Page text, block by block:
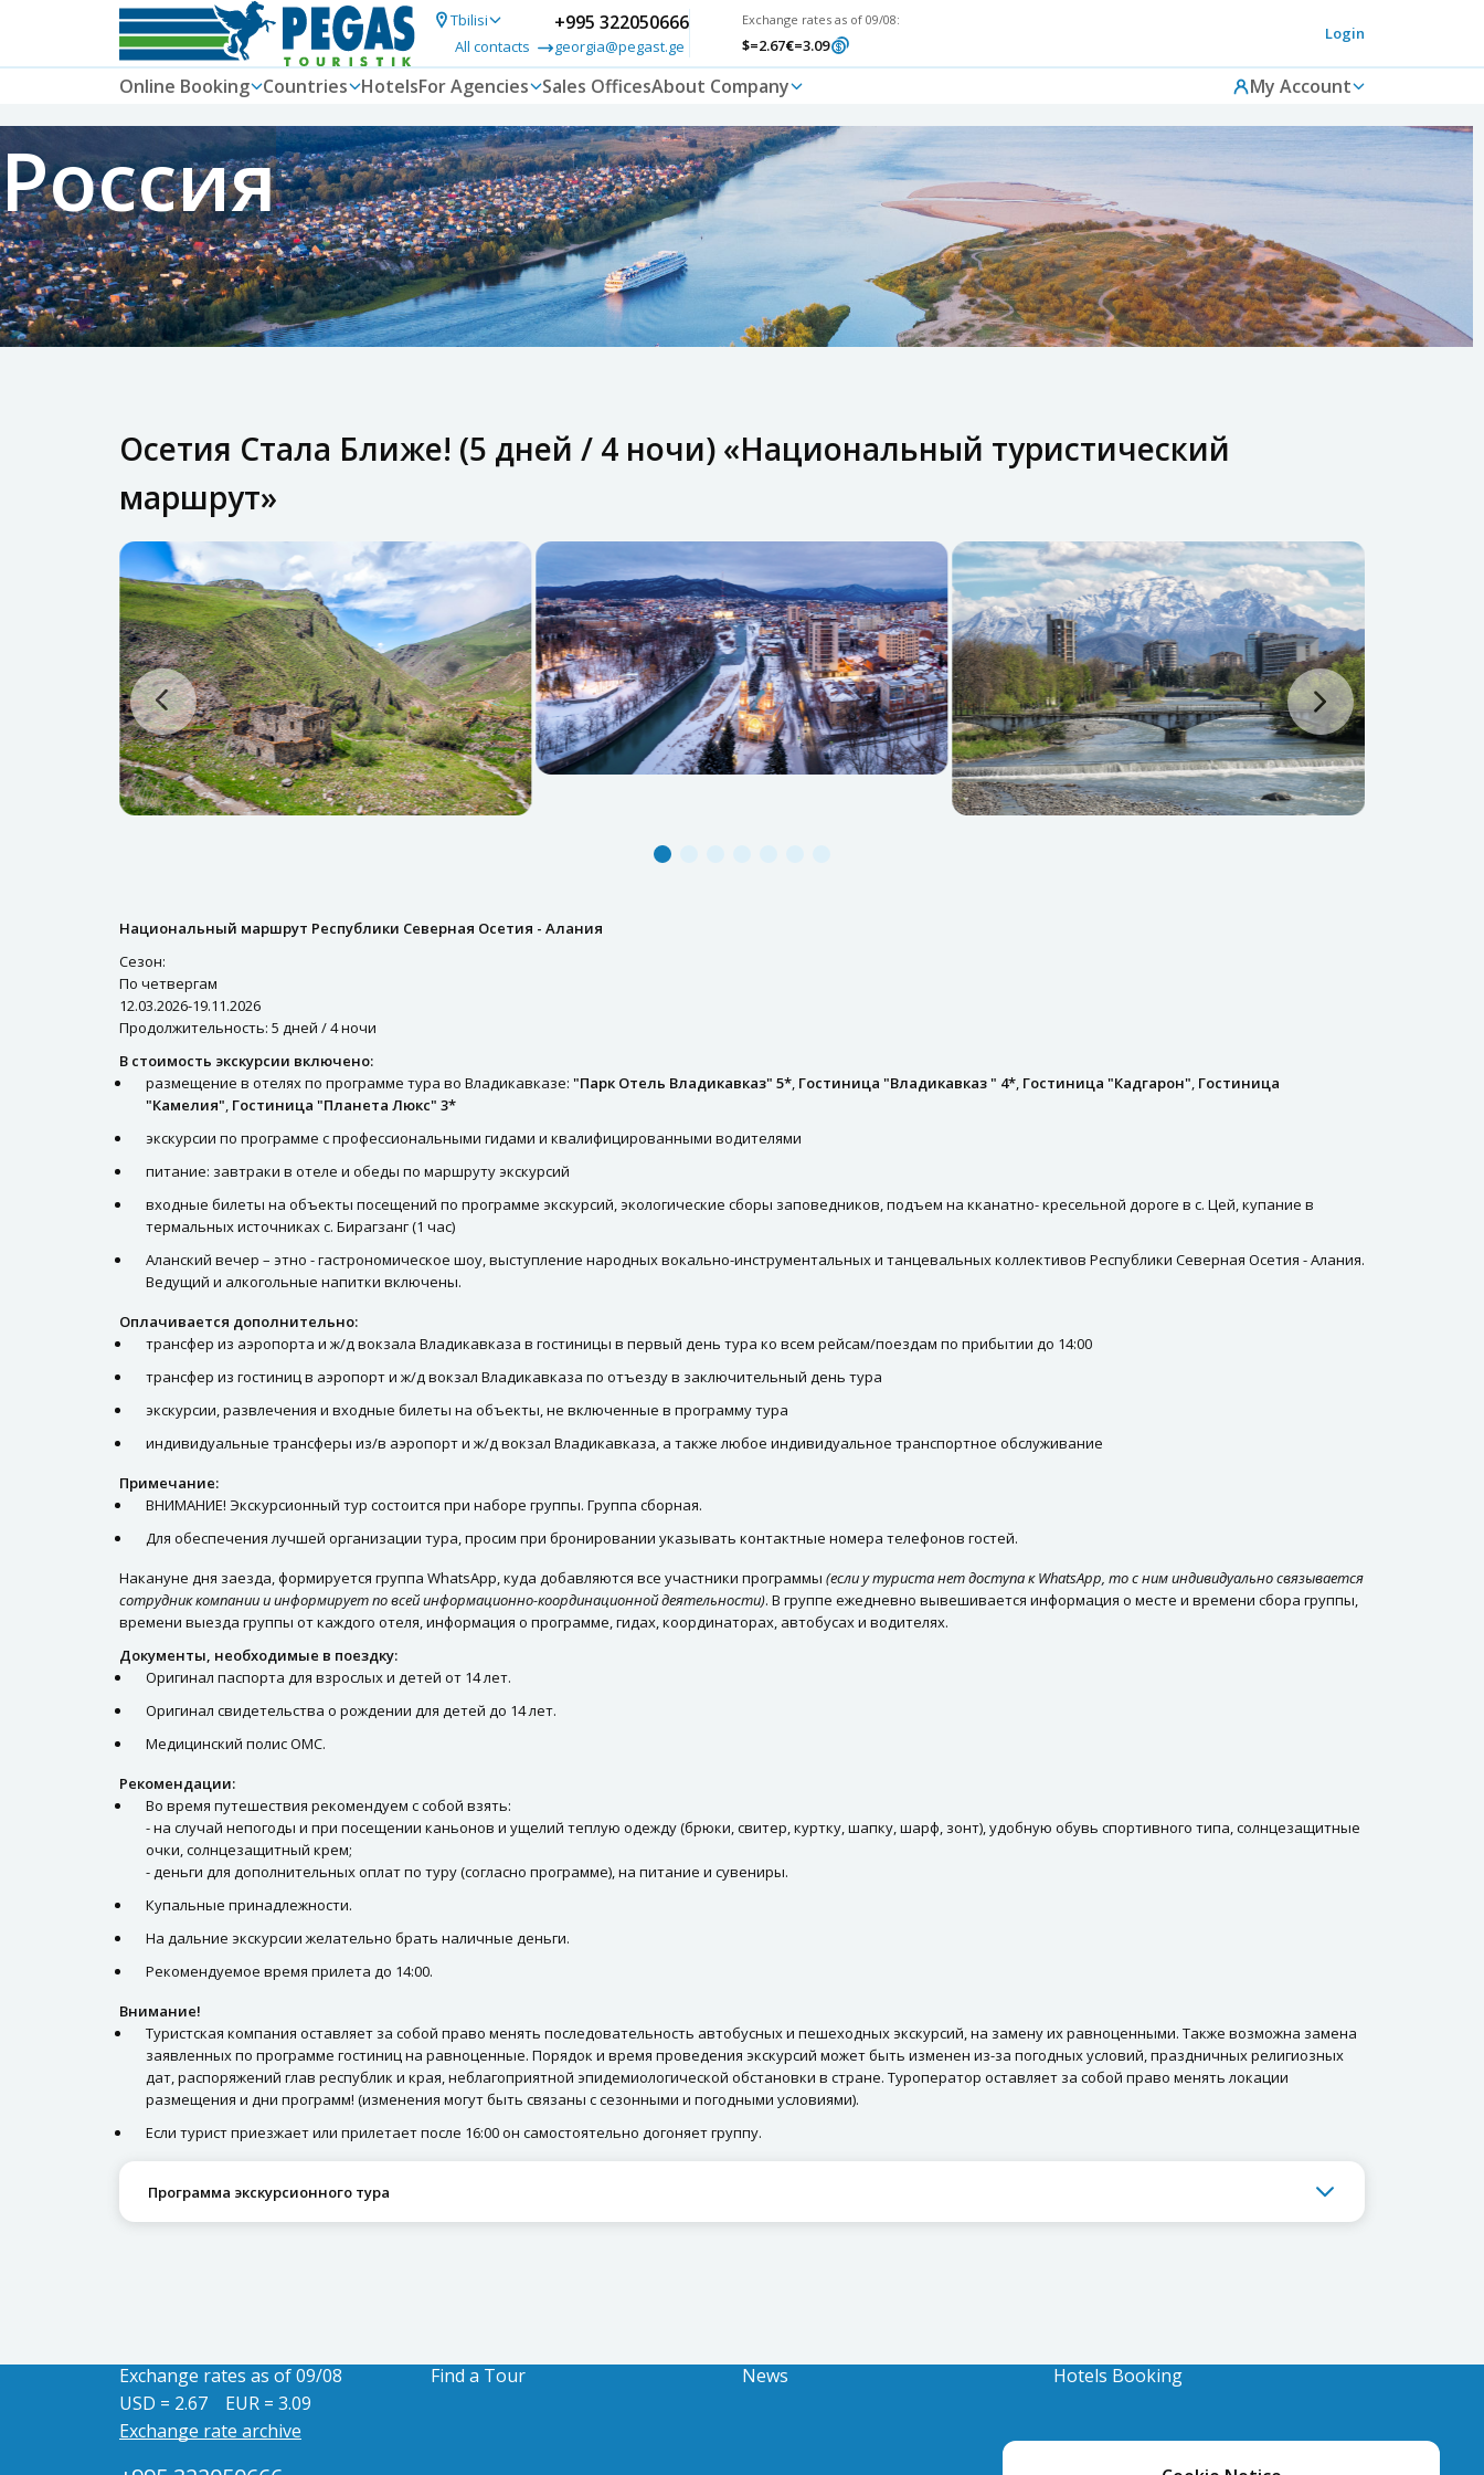
Tbilisi
All contacts
+995 322050666
georgia@pegast.ge
Exchange rates as of 09/08:
$=2.67€=3.09
Login
Online Booking Countries HotelsFor Agencies Sales OfficesAbout Company My Account
Россия
Осетия Стала Ближе! (5 дней / 4 ночи) «Национальный туристический
маршрут»
Национальный маршрут Республики Северная Осетия - Алания
Сезон:
По четвергам
12.03.2026-19.11.2026
Продолжительность: 5 дней / 4 ночи
В стоимость экскурсии включено:
размещение в отелях по программе тура во Владикавказе: "Парк Отель Владикавказ" 5*, Гостиница "Владикавказ " 4*, Гостиница "Кадгарон", Гостиница
"Камелия", Гостиница "Планета Люкс" 3*
экскурсии по программе с профессиональными гидами и квалифицированными водителями
питание: завтраки в отеле и обеды по маршруту экскурсий
входные билеты на объекты посещений по программе экскурсий, экологические сборы заповедников, подъем на кканатно- кресельной дороге в с. Цей, купание в
термальных источниках с. Бирагзанг (1 час)
Аланский вечер – этно - гастрономическое шоу, выступление народных вокально-инструментальных и танцевальных коллективов Республики Северная Осетия - Алания.
Ведущий и алкогольные напитки включены.
Оплачивается дополнительно:
трансфер из аэропорта и ж/д вокзала Владикавказа в гостиницы в первый день тура ко всем рейсам/поездам по прибытии до 14:00
трансфер из гостиниц в аэропорт и ж/д вокзал Владикавказа по отъезду в заключительный день тура
экскурсии, развлечения и входные билеты на объекты, не включенные в программу тура
индивидуальные трансферы из/в аэропорт и ж/д вокзал Владикавказа, а также любое индивидуальное транспортное обслуживание
Примечание:
ВНИМАНИЕ! Экскурсионный тур состоится при наборе группы. Группа сборная.
Для обеспечения лучшей организации тура, просим при бронировании указывать контактные номера телефонов гостей.
Накануне дня заезда, формируется группа WhatsApp, куда добавляются все участники программы (если у туриста нет доступа к WhatsApp, то с ним индивидуально связывается
сотрудник компании и информирует по всей информационно-координационной деятельности). В группе ежедневно вывешивается информация о месте и времени сбора группы,
времени выезда группы от каждого отеля, информация о программе, гидах, координаторах, автобусах и водителях.
Документы, необходимые в поездку:
Оригинал паспорта для взрослых и детей от 14 лет.
Оригинал свидетельства о рождении для детей до 14 лет.
Медицинский полис ОМС.
Рекомендации:
Во время путешествия рекомендуем с собой взять:
- на случай непогоды и при посещении каньонов и ущелий теплую одежду (брюки, свитер, куртку, шапку, шарф, зонт), удобную обувь спортивного типа, солнцезащитные
очки, солнцезащитный крем;
- деньги для дополнительных оплат по туру (согласно программе), на питание и сувениры.
Купальные принадлежности.
На дальние экскурсии желательно брать наличные деньги.
Рекомендуемое время прилета до 14:00.
Внимание!
Туристская компания оставляет за собой право менять последовательность автобусных и пешеходных экскурсий, на замену их равноценными. Также возможна замена
заявленных по программе гостиниц на равноценные. Порядок и время проведения экскурсий может быть изменен из-за погодных условий, праздничных религиозных
дат, распоряжений глав республик и края, неблагоприятной эпидемиологической обстановки в стране. Туроператор оставляет за собой право менять локации
размещения и дни программ! (изменения могут быть связаны с сезонными и погодными условиями).
Если турист приезжает или прилетает после 16:00 он самостоятельно догоняет группу.
Программа экскурсионного тура
Exchange rates as of 09/08
USD = 2.67
EUR = 3.09
Exchange rate archive
Find a Tour News Hotels Booking